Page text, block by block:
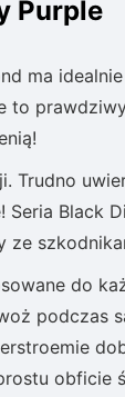
Purple
ma
to
Trudno
Black
ze
do
podczas
obficie